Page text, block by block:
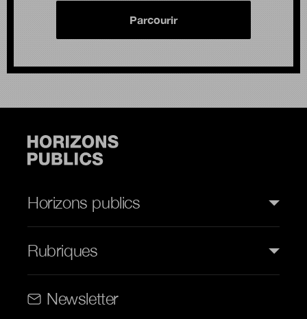
Parcourir
Horizons publics
Rubriques
Newsletter